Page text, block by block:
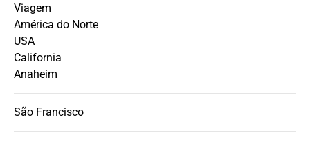
Viagem
América do Norte
USA
California
Anaheim
São Francisco